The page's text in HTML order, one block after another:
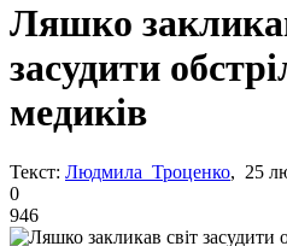
Ляшко
засудити
медиків
Текст: Людмила Троценко, 25
0
946